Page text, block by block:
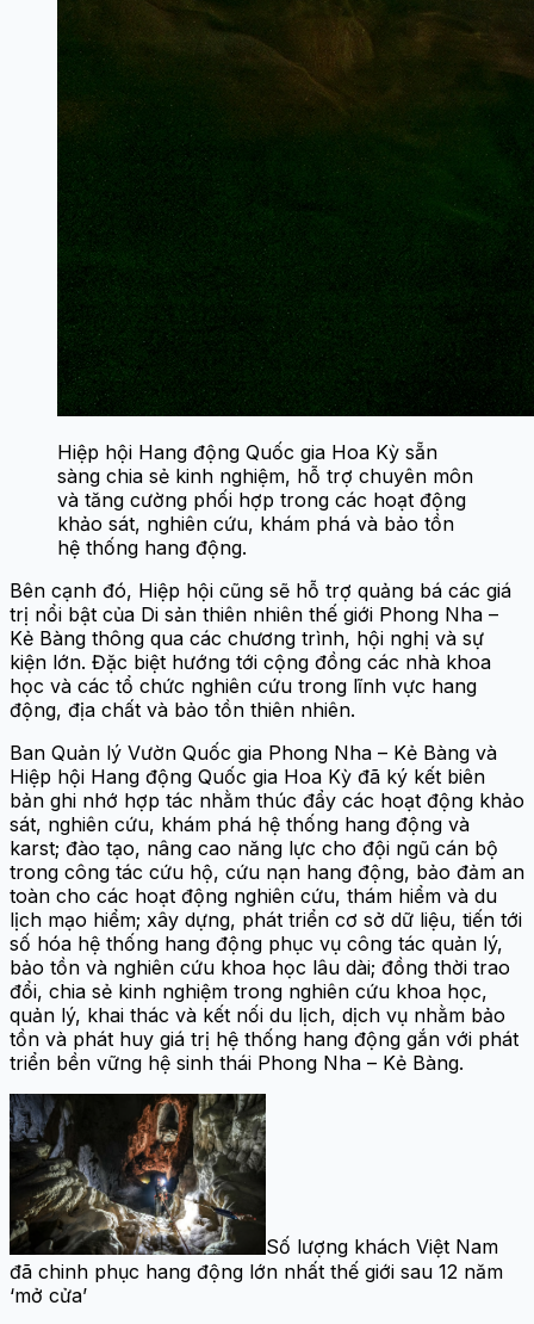
Hiệp hội Hang động Quốc gia Hoa Kỳ sẵn
sàng chia sẻ kinh nghiệm, hỗ trợ chuyên môn
và tăng cường phối hợp trong các hoạt động
khảo sát, nghiên cứu, khám phá và bảo tồn
hệ thống hang động.
Bên cạnh đó, Hiệp hội cũng sẽ hỗ trợ quảng bá các giá
trị nổi bật của Di sản thiên nhiên thế giới Phong Nha –
Kẻ Bàng thông qua các chương trình, hội nghị và sự
kiện lớn. Đặc biệt hướng tới cộng đồng các nhà khoa
học và các tổ chức nghiên cứu trong lĩnh vực hang
động, địa chất và bảo tồn thiên nhiên.
Ban Quản lý Vườn Quốc gia Phong Nha – Kẻ Bàng và
Hiệp hội Hang động Quốc gia Hoa Kỳ đã ký kết biên
bản ghi nhớ hợp tác nhằm thúc đẩy các hoạt động khảo
sát, nghiên cứu, khám phá hệ thống hang động và
karst; đào tạo, nâng cao năng lực cho đội ngũ cán bộ
trong công tác cứu hộ, cứu nạn hang động, bảo đảm an
toàn cho các hoạt động nghiên cứu, thám hiểm và du
lịch mạo hiểm; xây dựng, phát triển cơ sở dữ liệu, tiến tới
số hóa hệ thống hang động phục vụ công tác quản lý,
bảo tồn và nghiên cứu khoa học lâu dài; đồng thời trao
đổi, chia sẻ kinh nghiệm trong nghiên cứu khoa học,
quản lý, khai thác và kết nối du lịch, dịch vụ nhằm bảo
tồn và phát huy giá trị hệ thống hang động gắn với phát
triển bền vững hệ sinh thái Phong Nha – Kẻ Bàng.
Số lượng khách Việt Nam
đã chinh phục hang động lớn nhất thế giới sau 12 năm
‘mở cửa’